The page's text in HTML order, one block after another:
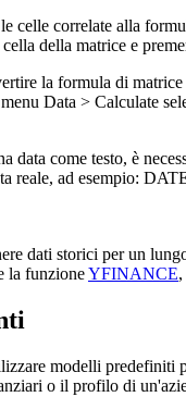
celle correlate alla
della matrice e
la formula di
Data > Calculate
data come testo, è
reale, ad esempio:
dati storici per un
la funzioneYFINANCE
modelli predefiniti
o il profilo di